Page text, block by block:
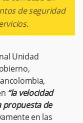
de seguridad
Unidad
“la velocidad
propuesta de
en las